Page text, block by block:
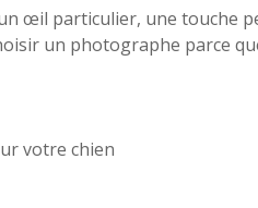
œil particulier, une touche
un photographe parce
votre chien